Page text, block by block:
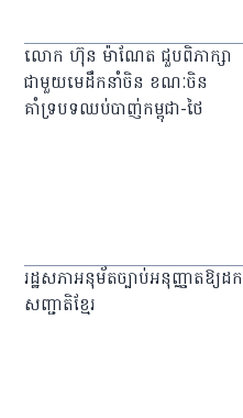
លោក ហ៊ុន ម៉ាណែត ជួបពិភាក្សា
ជាមួយមេដឹកនាំចិន ខណៈចិន
គាំទ្របទឈប់បាញ់កម្ពុជា-ថៃ
រដ្ឋសភាអនុម័តច្បាប់អនុញ្ញាតឱ្យដក
សញ្ជាតិខ្មែរ